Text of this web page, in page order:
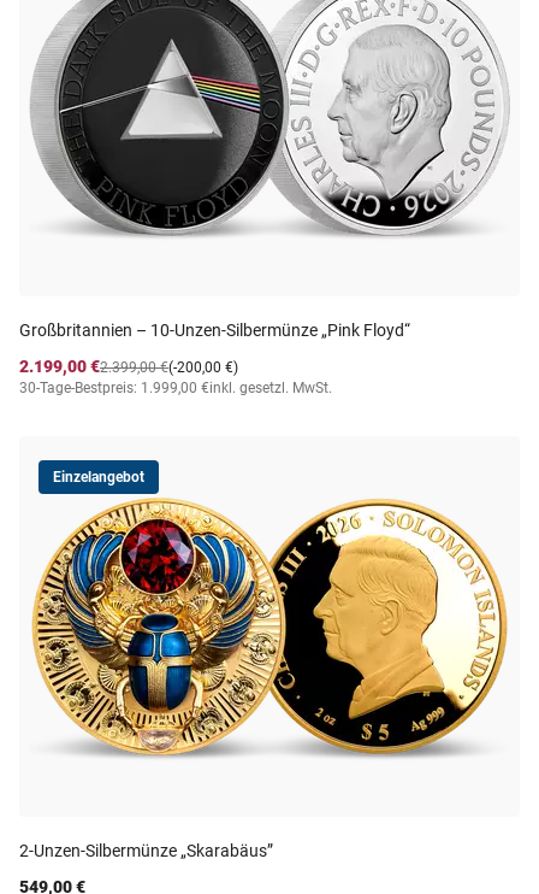
Großbritannien – 10-Unzen-Silbermünze „Pink Floyd“
2.199,00 €
(-200,00 €)
2.399,00 €
30-Tage-Bestpreis: 1.999,00 €inkl. gesetzl. MwSt.
Einzelangebot
2-Unzen-Silbermünze „Skarabäus”
549,00 €